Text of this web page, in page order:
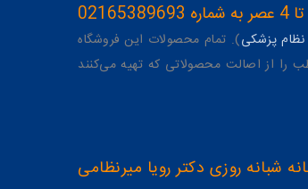
نظام پزشکی). تمام محصولات این فروشگاه
را از اصالت محصولاتی که تهیه می‌کنند
شبانه روزی دکتر رویا میرنظامی